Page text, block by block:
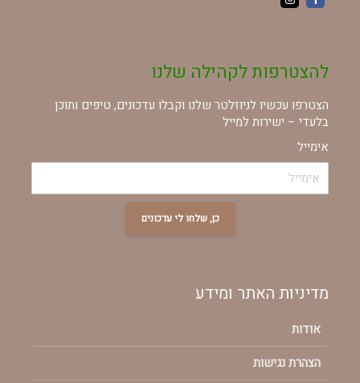
להצטרפות לקהילה שלנו
הצטרפו עכשיו לניוזלטר שלנו וקבלו עדכונים, טיפים ותוכן
בלעדי – ישירות למייל
אימייל
כן, שלחו לי עדכונים
מדיניות האתר ומידע
אודות
הצהרת נגישות